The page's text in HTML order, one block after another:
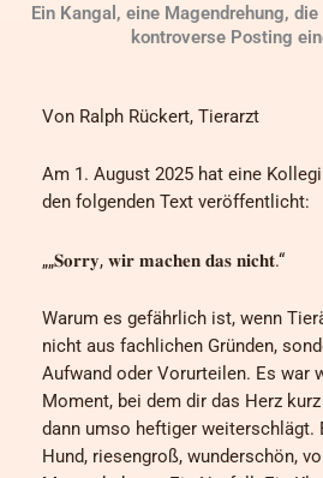
Ein Kangal, eine Magendrehung,
kontroverse Posting
Von Ralph Rückert, Tierarzt
Am 1. August 2025 hat eine
den folgenden Text veröffentlicht:
„„𝐒𝐨𝐫𝐫𝐲, 𝐰𝐢𝐫 𝐦𝐚𝐜𝐡𝐞𝐧 𝐝𝐚𝐬 𝐧𝐢𝐜𝐡𝐭.“
Warum es gefährlich ist, wenn
nicht aus fachlichen Gründen,
Aufwand oder Vorurteilen. Es war
Moment, bei dem dir das Herz
dann umso heftiger weiterschlägt.
Hund, riesengroß, wunderschön,